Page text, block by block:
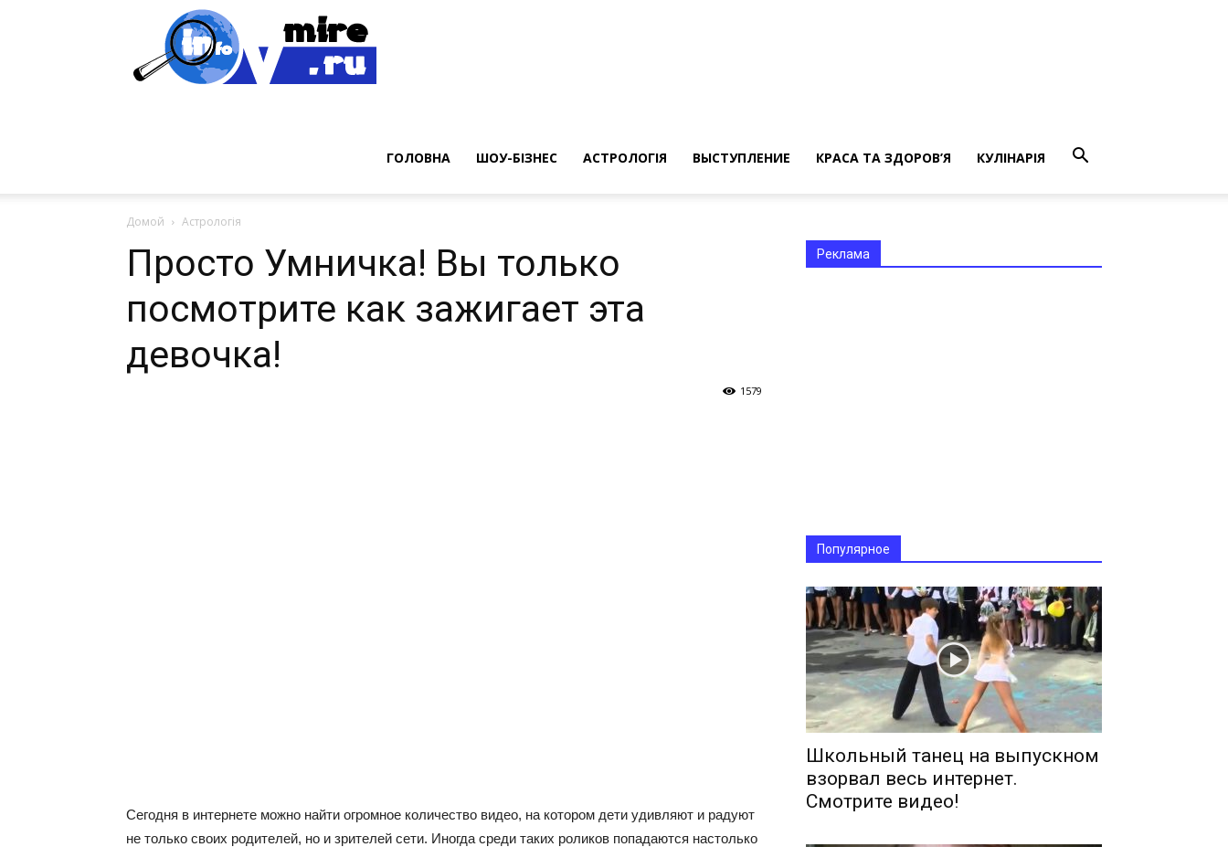
ГОЛОВНА ШОУ-БІЗНЕС АСТРОЛОГІЯ ВЫСТУПЛЕНИЕ КРАСА ТА ЗДОРОВ’Я КУЛІНАРІЯ
Домой Астрологія
Просто Умничка! Вы только
посмотрите как зажигает эта
девочка!
1579
Сегодня в интернете можно найти огромное количество видео, на котором дети удивляют и радуют
не только своих родителей, но и зрителей сети. Иногда среди таких роликов попадаются настолько
Реклама
Популярное
Школьный танец на выпускном
взорвал весь интернет.
Смотрите видео!